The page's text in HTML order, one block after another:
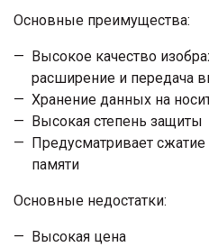
Основные преимущества:
Высокое качество
расширение и передача
Хранение данных на
Высокая степень защиты
Предусматривает
памяти
Основные недостатки:
Высокая цена